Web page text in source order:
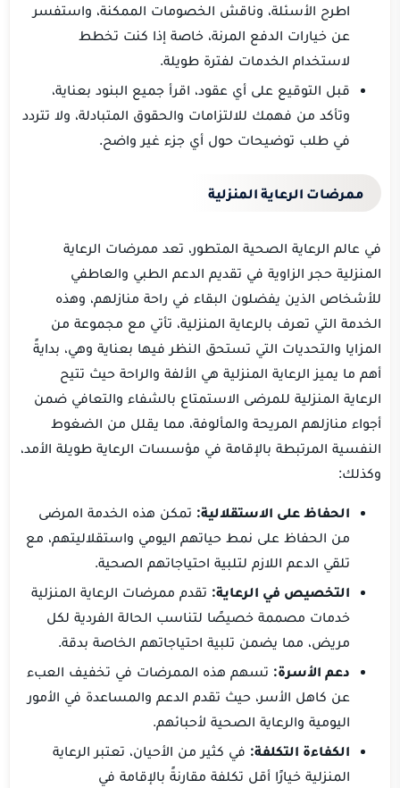
اطرح الأسئلة، وناقش الخصومات الممكنة، واستفسر
عن خيارات الدفع المرنة، خاصة إذا كنت تخطط
لاستخدام الخدمات لفترة طويلة.
قبل التوقيع على أي عقود، اقرأ جميع البنود بعناية،
وتأكد من فهمك للالتزامات والحقوق المتبادلة، ولا تتردد
في طلب توضيحات حول أي جزء غير واضح.
ممرضات الرعاية المنزلية
في عالم الرعاية الصحية المتطور، تعد ممرضات الرعاية
المنزلية حجر الزاوية في تقديم الدعم الطبي والعاطفي
للأشخاص الذين يفضلون البقاء في راحة منازلهم، وهذه
الخدمة التي تعرف بالرعاية المنزلية، تأتي مع مجموعة من
المزايا والتحديات التي تستحق النظر فيها بعناية وهي، بدايةً
أهم ما يميز الرعاية المنزلية هي الألفة والراحة حيث تتيح
الرعاية المنزلية للمرضى الاستمتاع بالشفاء والتعافي ضمن
أجواء منازلهم المريحة والمألوفة، مما يقلل من الضغوط
النفسية المرتبطة بالإقامة في مؤسسات الرعاية طويلة الأمد،
وكذلك:
الحفاظ على الاستقلالية: تمكن هذه الخدمة المرضى
من الحفاظ على نمط حياتهم اليومي واستقلاليتهم، مع
تلقي الدعم اللازم لتلبية احتياجاتهم الصحية.
التخصيص في الرعاية: تقدم ممرضات الرعاية المنزلية
خدمات مصممة خصيصًا لتناسب الحالة الفردية لكل
مريض، مما يضمن تلبية احتياجاتهم الخاصة بدقة.
دعم الأسرة: تسهم هذه الممرضات في تخفيف العبء
عن كاهل الأسر، حيث تقدم الدعم والمساعدة في الأمور
اليومية والرعاية الصحية لأحبائهم.
الكفاءة التكلفة: في كثير من الأحيان، تعتبر الرعاية
المنزلية خيارًا أقل تكلفة مقارنةً بالإقامة في